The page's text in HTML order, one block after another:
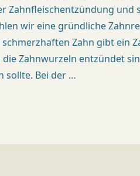
Zahnfleischentzündung und
wir eine gründliche
schmerzhaften Zahn gibt ein
Zahnwurzeln entzündet
sollte. Bei der …